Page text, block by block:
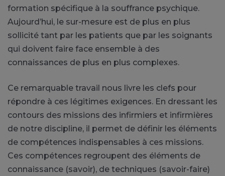
formation spécifique à la souffrance psychique.
Aujourd’hui, le sur-mesure est de plus en plus
sollicité tant par les patients que par les soignants
qui doivent faire face ensemble à des
connaissances de plus en plus complexes.
Ce remarquable travail nous livre les clefs pour
répondre à ces légitimes exigences. En dressant les
contours des missions des infirmiers et infirmières
de notre discipline, il permet de définir les éléments
de compétences indispensables à ces missions.
Ces compétences regroupent des éléments de
connaissance (savoir), de techniques (savoir-faire)